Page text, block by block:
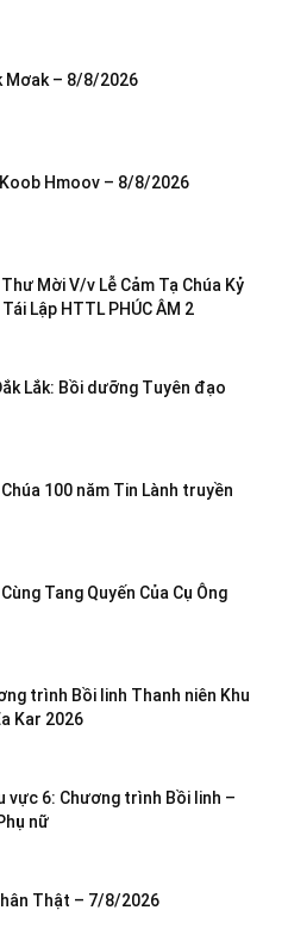
Mơak – 8/8/2026
Hmoov – 8/8/2026
Mời V/v Lễ Cảm Tạ Chúa Kỷ
Lập HTTL PHÚC ÂM 2
Lắk: Bồi dưỡng Tuyên đạo
100 năm Tin Lành truyền
Tang Quyến Của Cụ Ông
trình Bồi linh Thanh niên Khu
Kar 2026
vực 6: Chương trình Bồi linh –
nữ
Thật – 7/8/2026